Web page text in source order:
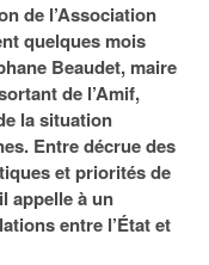
de l’Association
quelques mois
Beaudet, maire
de l’Amif,
la situation
Entre décrue des
et priorités de
appelle à un
entre l’État et